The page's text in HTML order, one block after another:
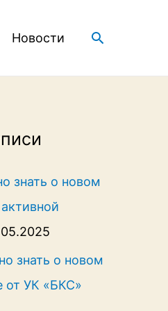
Новости Поиск
знать о новом
знать о новом
от УК «БКС»